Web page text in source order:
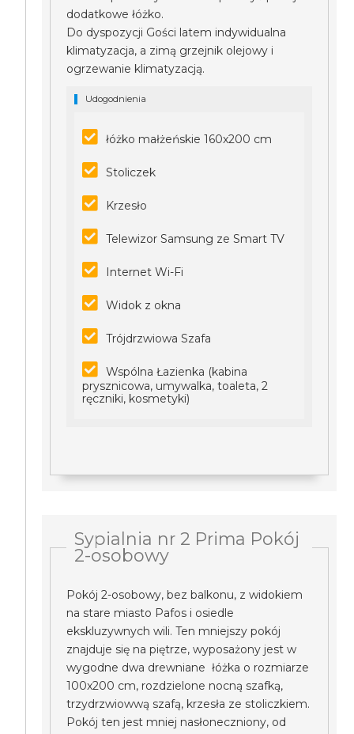
dodatkowe łóżko.
Do dyspozycji Gości latem indywidualna
klimatyzacja, a zimą grzejnik olejowy i
ogrzewanie klimatyzacją.
Udogodnienia
łóżko małżeńskie 160x200 cm
Stoliczek
Krzesło
Telewizor Samsung ze Smart TV
Internet Wi-Fi
Widok z okna
Trójdrzwiowa Szafa
Wspólna Łazienka (kabina
prysznicowa, umywalka, toaleta, 2
ręczniki, kosmetyki)
Sypialnia nr 2 Prima Pokój
2-osobowy
Pokój 2-osobowy, bez balkonu, z widokiem
na stare miasto Pafos i osiedle
ekskluzywnych wili. Ten mniejszy pokój
znajduje się na piętrze, wyposażony jest w
wygodne dwa drewniane łóżka o rozmiarze
100x200 cm, rozdzielone nocną szafką,
trzydrzwiowwą szafą, krzesła ze stoliczkiem.
Pokój ten jest mniej nasłoneczniony, od